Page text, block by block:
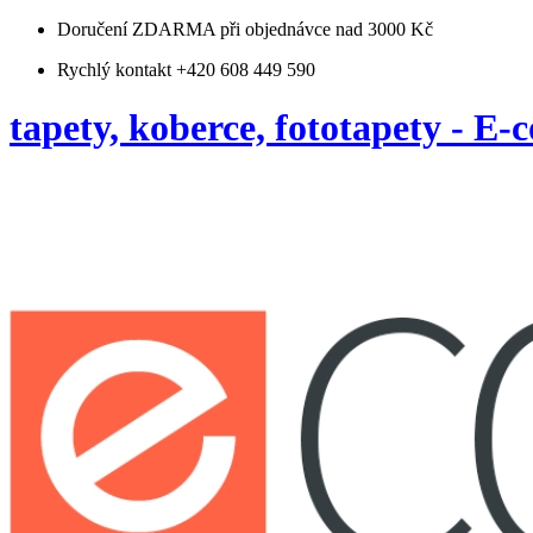
Doručení ZDARMA při objednávce nad 3000 Kč
Rychlý kontakt +420 608 449 590
tapety, koberce, fototapety - E-